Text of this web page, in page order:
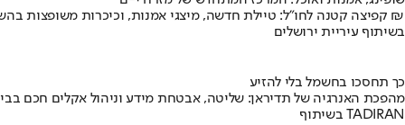
קפיצה קטנה לחו"ל: טיילת חדשה, מיצגי אמנות, וכיכרות משופצות בהשקעה של 100 מיליון ₪
בשיתוף עיריית ירושלים
כך תחסכו בחשמל בלי להזיע
מהפכת האנרגיה של תדיראן: שליטה, אבטחת מידע וניהול אקלים חכם
בשיתוף TADIRAN